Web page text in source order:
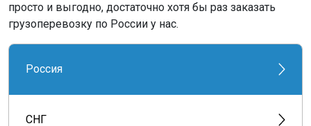
Россия
СНГ
просто и выгодно, достаточно хотя бы раз заказать
грузоперевозку по России у нас.